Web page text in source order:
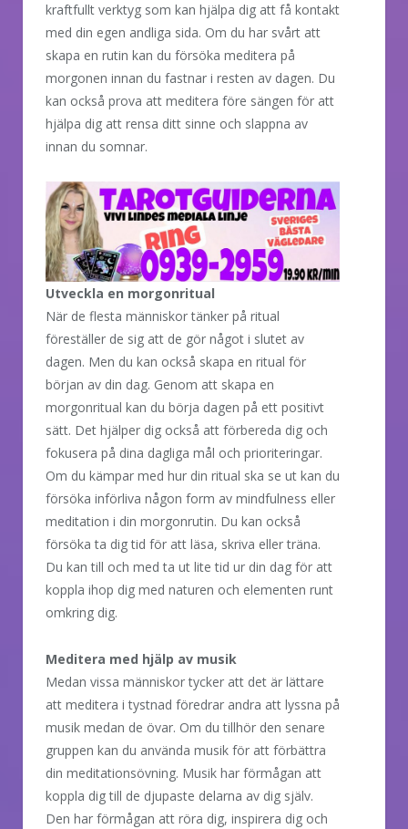
kraftfullt verktyg som kan hjälpa dig att få kontakt
med din egen andliga sida. Om du har svårt att
skapa en rutin kan du försöka meditera på
morgonen innan du fastnar i resten av dagen. Du
kan också prova att meditera före sängen för att
hjälpa dig att rensa ditt sinne och slappna av
innan du somnar.
Utveckla en morgonritual
När de flesta människor tänker på ritual
föreställer de sig att de gör något i slutet av
dagen. Men du kan också skapa en ritual för
början av din dag. Genom att skapa en
morgonritual kan du börja dagen på ett positivt
sätt. Det hjälper dig också att förbereda dig och
fokusera på dina dagliga mål och prioriteringar.
Om du kämpar med hur din ritual ska se ut kan du
försöka införliva någon form av mindfulness eller
meditation i din morgonrutin. Du kan också
försöka ta dig tid för att läsa, skriva eller träna.
Du kan till och med ta ut lite tid ur din dag för att
koppla ihop dig med naturen och elementen runt
omkring dig.
Meditera med hjälp av musik
Medan vissa människor tycker att det är lättare
att meditera i tystnad föredrar andra att lyssna på
musik medan de övar. Om du tillhör den senare
gruppen kan du använda musik för att förbättra
din meditationsövning. Musik har förmågan att
koppla dig till de djupaste delarna av dig själv.
Den har förmågan att röra dig, inspirera dig och